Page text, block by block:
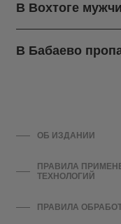
В Вохтоге
В Бабаево
ОБ ИЗДАНИИ
ПРАВИЛА
ТЕХНОЛОГИЙ
ПРАВИЛА